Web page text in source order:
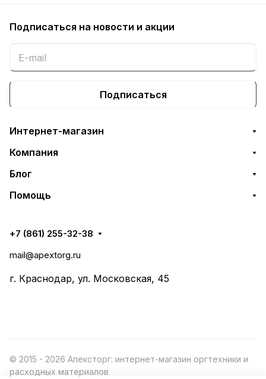
Подписаться на новости и акции
Подписаться
Интернет-магазин
Компания
Блог
Помощь
+7 (861) 255-32-38
mail@apextorg.ru
г. Краснодар, ул. Московская, 45
© 2015 - 2026 Апексторг: интернет-магазин оргтехники и
расходных материалов